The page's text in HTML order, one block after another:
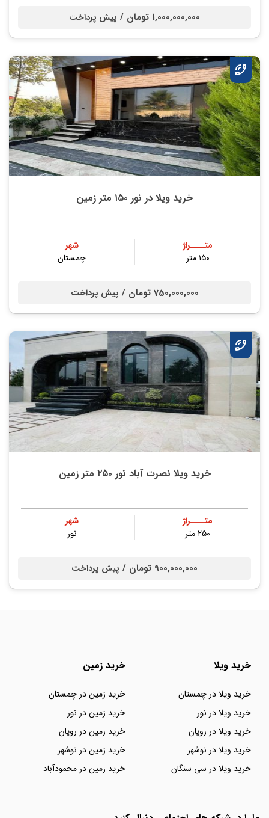
1,000,000,000 تومان / پیش پرداخت
خرید ویلا در نور ۱۵۰ متر زمین
متــــراژ
۱۵۰ متر
شهر
چمستان
750,000,000 تومان / پیش پرداخت
خرید ویلا نصرت آباد نور ۲۵۰ متر زمین
متــــراژ
۲۵۰ متر
شهر
نور
900,000,000 تومان / پیش پرداخت
خرید ویلا
خرید ویلا در چمستان
خرید ویلا در نور
خرید ویلا در رویان
خرید ویلا در نوشهر
خرید ویلا در سی سنگان
خرید زمین
خرید زمین در چمستان
خرید زمین در نور
خرید زمین در رویان
خرید زمین در نوشهر
خرید زمین در محمودآباد